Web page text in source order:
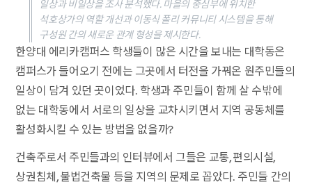
일상과 비일상을 조사 분석했다. 마을의 중심부에 위치한
석호상가의 역할 개선과 이동식 폴리 커뮤니티 시스템을 통해
구성원 간의 새로운 관계 형성을 제시한다.
한양대 에리카캠퍼스 학생들이 많은 시간을 보내는 대학동은
캠퍼스가 들어오기 전에는 그곳에서 터전을 가꿔온 원주민들의
일상이 담겨 있던 곳이었다. 학생과 주민들이 함께 살 수밖에
없는 대학동에서 서로의 일상을 교차시키면서 지역 공동체를
활성화시킬 수 있는 방법을 없을까?
건축주로서 주민들과의 인터뷰에서 그들은 교통, 편의시설,
상권침체, 불법건축물 등을 지역의 문제로 꼽았다. 주민들 간의